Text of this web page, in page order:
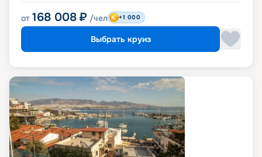
от 168 008 ₽ /чел +1 000
Выбрать круиз